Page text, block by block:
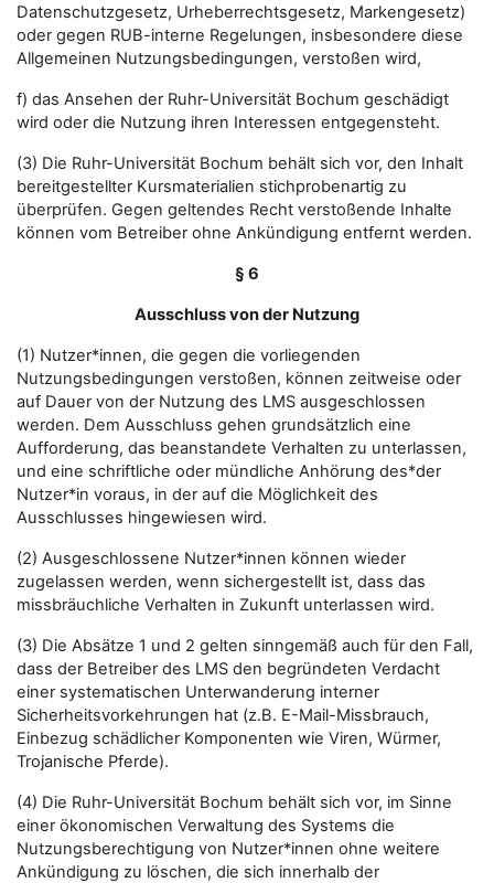
Datenschutzgesetz, Urheberrechtsgesetz, Markengesetz)
oder gegen RUB-interne Regelungen, insbesondere diese
Allgemeinen Nutzungsbedingungen, verstoßen wird,
f) das Ansehen der Ruhr-Universität Bochum geschädigt
wird oder die Nutzung ihren Interessen entgegensteht.
(3) Die Ruhr-Universität Bochum behält sich vor, den Inhalt
bereitgestellter Kursmaterialien stichprobenartig zu
überprüfen. Gegen geltendes Recht verstoßende Inhalte
können vom Betreiber ohne Ankündigung entfernt werden.
§ 6
Ausschluss von der Nutzung
(1) Nutzer*innen, die gegen die vorliegenden
Nutzungsbedingungen verstoßen, können zeitweise oder
auf Dauer von der Nutzung des LMS ausgeschlossen
werden. Dem Ausschluss gehen grundsätzlich eine
Aufforderung, das beanstandete Verhalten zu unterlassen,
und eine schriftliche oder mündliche Anhörung des*der
Nutzer*in voraus, in der auf die Möglichkeit des
Ausschlusses hingewiesen wird.
(2) Ausgeschlossene Nutzer*innen können wieder
zugelassen werden, wenn sichergestellt ist, dass das
missbräuchliche Verhalten in Zukunft unterlassen wird.
(3) Die Absätze 1 und 2 gelten sinngemäß auch für den Fall,
dass der Betreiber des LMS den begründeten Verdacht
einer systematischen Unterwanderung interner
Sicherheitsvorkehrungen hat (z.B. E-Mail-Missbrauch,
Einbezug schädlicher Komponenten wie Viren, Würmer,
Trojanische Pferde).
(4) Die Ruhr-Universität Bochum behält sich vor, im Sinne
einer ökonomischen Verwaltung des Systems die
Nutzungsberechtigung von Nutzer*innen ohne weitere
Ankündigung zu löschen, die sich innerhalb der